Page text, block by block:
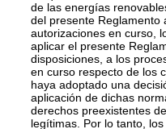
de las energías
del presente Reglamento
autorizaciones en curso,
aplicar el presente
disposiciones, a los
en curso respecto de los
haya adoptado una
aplicación de dichas
derechos preexistentes
legítimas. Por lo tanto,